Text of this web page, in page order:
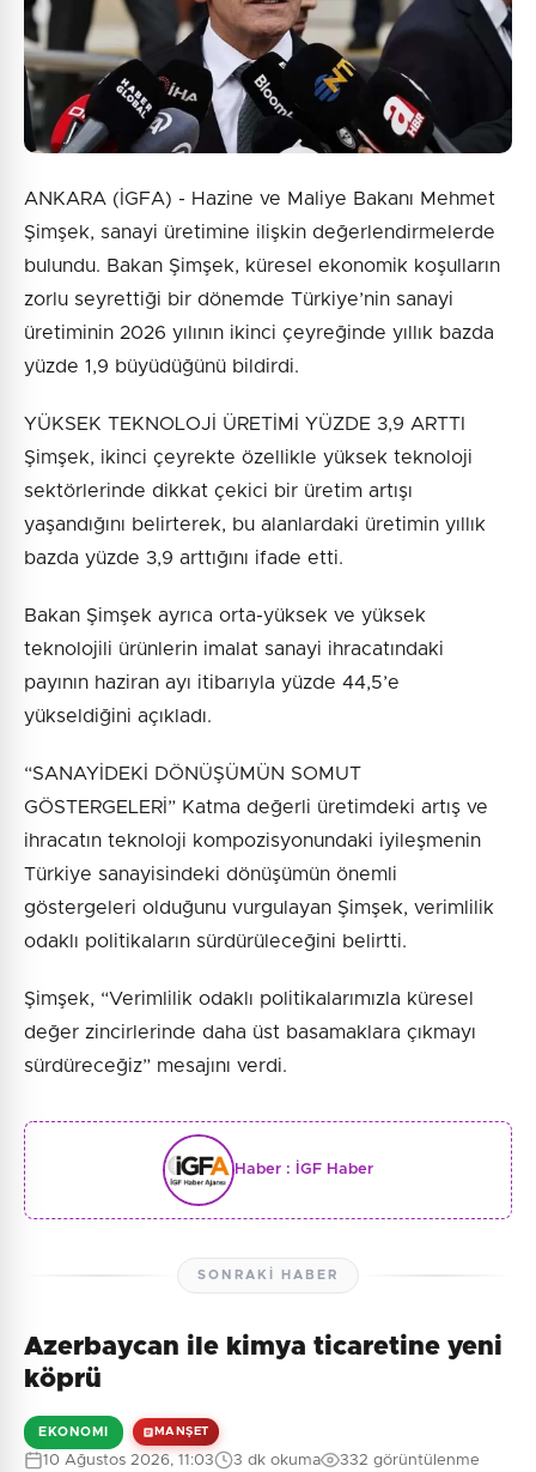
ANKARA (İGFA) - Hazine ve Maliye Bakanı Mehmet
Şimşek, sanayi üretimine ilişkin değerlendirmelerde
bulundu. Bakan Şimşek, küresel ekonomik koşulların
zorlu seyrettiği bir dönemde Türkiye’nin sanayi
üretiminin 2026 yılının ikinci çeyreğinde yıllık bazda
yüzde 1,9 büyüdüğünü bildirdi.
YÜKSEK TEKNOLOJİ ÜRETİMİ YÜZDE 3,9 ARTTI
Şimşek, ikinci çeyrekte özellikle yüksek teknoloji
sektörlerinde dikkat çekici bir üretim artışı
yaşandığını belirterek, bu alanlardaki üretimin yıllık
bazda yüzde 3,9 arttığını ifade etti.
Bakan Şimşek ayrıca orta-yüksek ve yüksek
teknolojili ürünlerin imalat sanayi ihracatındaki
payının haziran ayı itibarıyla yüzde 44,5’e
yükseldiğini açıkladı.
“SANAYİDEKİ DÖNÜŞÜMÜN SOMUT
GÖSTERGELERİ” Katma değerli üretimdeki artış ve
ihracatın teknoloji kompozisyonundaki iyileşmenin
Türkiye sanayisindeki dönüşümün önemli
göstergeleri olduğunu vurgulayan Şimşek, verimlilik
odaklı politikaların sürdürüleceğini belirtti.
Şimşek, “Verimlilik odaklı politikalarımızla küresel
değer zincirlerinde daha üst basamaklara çıkmayı
sürdüreceğiz” mesajını verdi.
Haber : İGF Haber
SONRAKI HABER
Azerbaycan ile kimya ticaretine yeni
köprü
EKONOMI MANŞET
10 Ağustos 2026, 11:03 3 dk okuma 332 görüntülenme